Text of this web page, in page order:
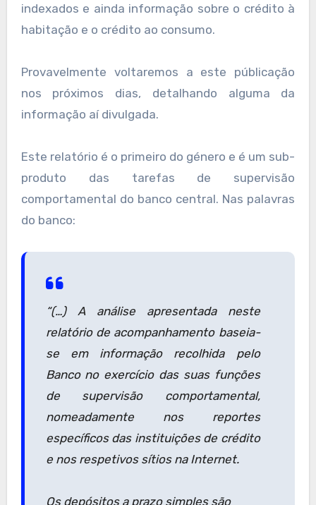
indexados e ainda informação sobre o crédito à
habitação e o crédito ao consumo.
Provavelmente voltaremos a este públicação
nos próximos dias, detalhando alguma da
informação aí divulgada.
Este relatório é o primeiro do género e é um sub-
produto das tarefas de supervisão
comportamental do banco central. Nas palavras
do banco:
“(…) A análise apresentada neste
relatório de acompanhamento baseia-
se em informação recolhida pelo
Banco no exercício das suas funções
de supervisão comportamental,
nomeadamente nos reportes
específicos das instituições de crédito
e nos respetivos sítios na Internet.
Os depósitos a prazo simples são